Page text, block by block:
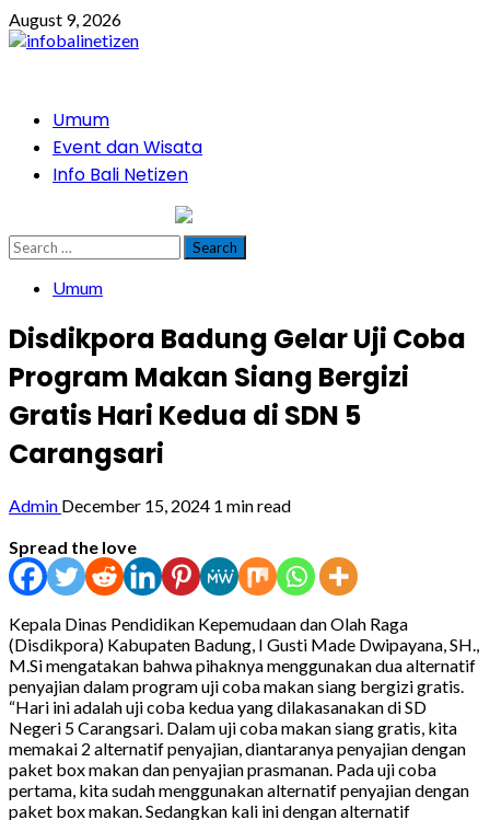
Skip
to
August 9, 2026
PrimaryUmum
Event dan Wisata
Info Bali Netizen
Search
for:
Umum
Disdikpora Badung Gelar Uji Coba
Program Makan Siang Bergizi
Gratis Hari Kedua di SDN 5
Carangsari
Admin December 15, 2024 1 min read
Spread the love
Kepala Dinas Pendidikan Kepemudaan dan Olah Raga
(Disdikpora) Kabupaten Badung, I Gusti Made Dwipayana, SH.,
M.Si mengatakan bahwa pihaknya menggunakan dua alternatif
penyajian dalam program uji coba makan siang bergizi gratis.
“Hari ini adalah uji coba kedua yang dilakasanakan di SD
Negeri 5 Carangsari. Dalam uji coba makan siang gratis, kita
memakai 2 alternatif penyajian, diantaranya penyajian dengan
paket box makan dan penyajian prasmanan. Pada uji coba
pertama, kita sudah menggunakan alternatif penyajian dengan
paket box makan. Sedangkan kali ini dengan alternatif